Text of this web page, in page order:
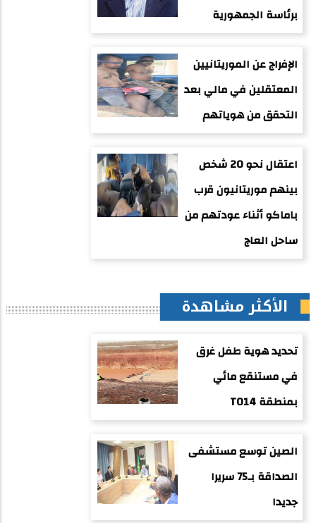
برئاسة الجمهورية
الإفراج عن الموريتانيين
المعتقلين في مالي بعد
التحقق من هوياتهم
اعتقال نحو 20 شخص
بينهم موريتانيون قرب
باماكو أثناء عودتهم من
ساحل العاج
الأكثر مشاهدة
تحديد هوية طفل غرق
في مستنقع مائي
بمنطقة TO14
الصين توسع مستشفى
الصداقة بـ75 سريرا
جديدا